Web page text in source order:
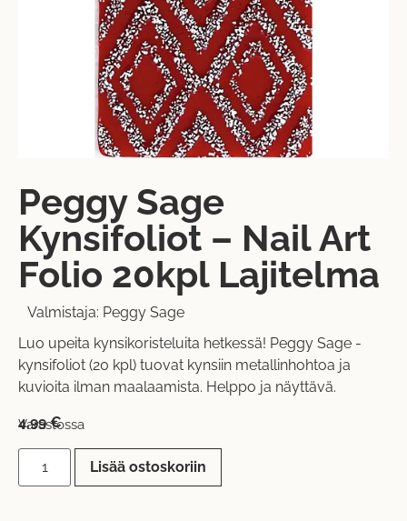
Peggy Sage
Kynsifoliot – Nail Art
Folio 20kpl Lajitelma
Valmistaja: Peggy Sage
Luo upeita kynsikoristeluita hetkessä! Peggy Sage -
kynsifoliot (20 kpl) tuovat kynsiin metallinhohtoa ja
kuvioita ilman maalaamista. Helppo ja näyttävä.
4,99€
Varastossa
Lisää ostoskoriin